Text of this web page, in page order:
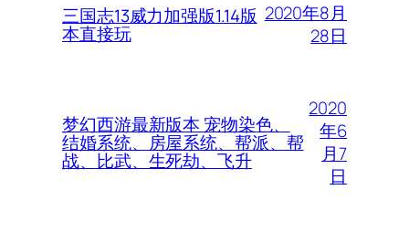
三国志13威力加强版1.14版
本直接玩
2020年8月
28日
梦幻西游最新版本 宠物染色、
结婚系统、房屋系统、帮派、帮
战、比武、生死劫、飞升
2020
年6
月7
日